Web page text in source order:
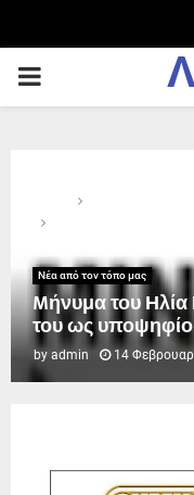
PRIMARY
Νέα από τον τόπο μας
Mήνυμα του
του ως
by admin 14